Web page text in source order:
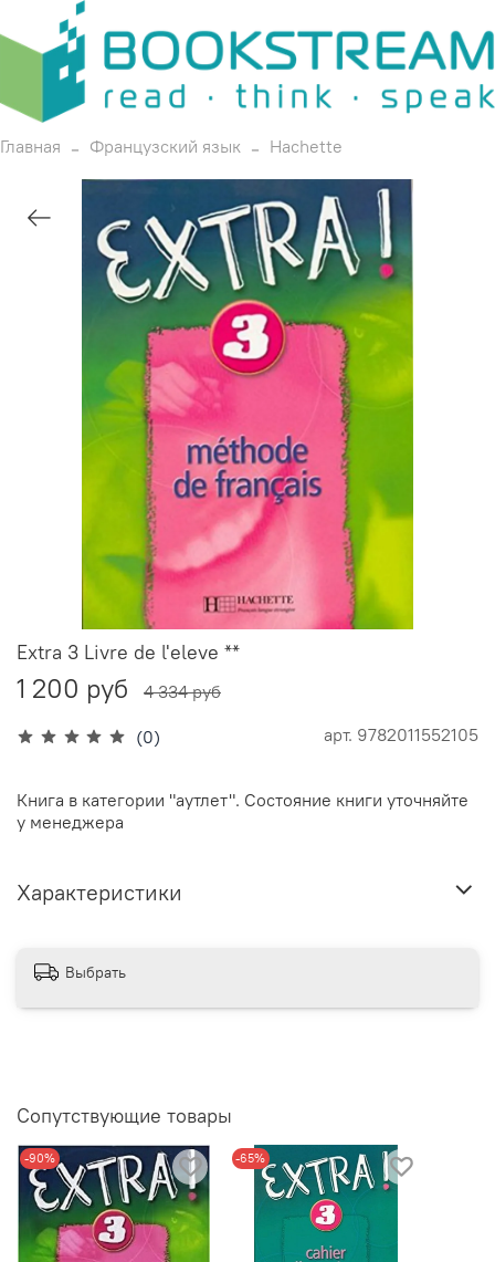
Главная Французский язык Hachette
(0) арт. 9782011552105
Extra 3 Livre de l'eleve **
1 200 руб 4 334 руб
Книга в категории "аутлет". Состояние книги уточняйте
у менеджера
Характеристики
Выбрать
Сопутствующие товары
-90% -65%